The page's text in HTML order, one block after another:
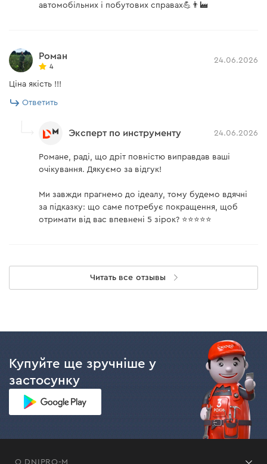
автомобільних і побутових справах💪👨‍🏭
Роман
4
24.06.2026
Ціна якість !!!
Ответить
Эксперт по инструменту 24.06.2026
Романе, раді, що дріт повністю виправдав ваші
очікування. Дякуємо за відгук!
Ми завжди прагнемо до ідеалу, тому будемо вдячні
за підказку: що саме потребує покращення, щоб
отримати від вас впевнені 5 зірок? ⭐️⭐️⭐️⭐️⭐️
Читать все отзывы
Купуйте ще зручніше у
застосунку
О DNIPRO-M